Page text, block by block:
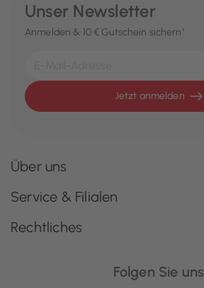
Unser Newsletter
Anmelden & 10 € Gutschein sichern¹
Jetzt anmelden
Über uns
Service & Filialen
Rechtliches
Folgen Sie uns